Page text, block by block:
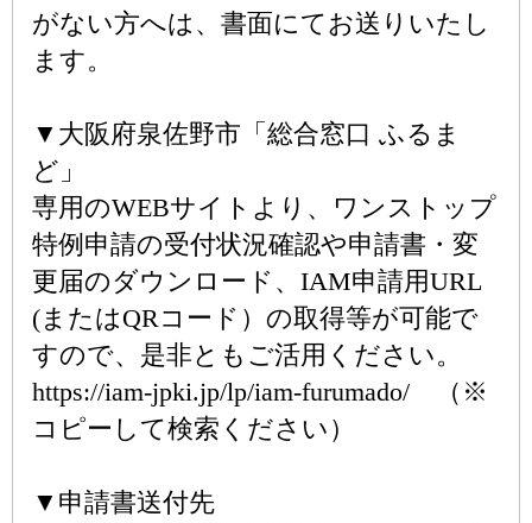
がない方へは、書面にてお送りいたし
ます。
▼大阪府泉佐野市「総合窓口 ふるま
ど」
専用のWEBサイトより、ワンストップ
特例申請の受付状況確認や申請書・変
更届のダウンロード、IAM申請用URL
(またはQRコード）の取得等が可能で
すので、是非ともご活用ください。
https://iam-jpki.jp/lp/iam-furumado/ （※
コピーして検索ください）
▼申請書送付先